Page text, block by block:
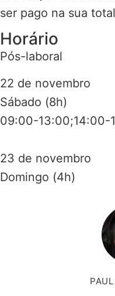
ser pago na sua
Horário
Pós-laboral
22 de novembro
Sábado (8h)
09:00-13:00;14:00-
23 de novembro
Domingo (4h)